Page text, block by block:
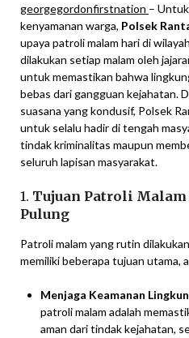
georgegordonfirstnation –
kenyamanan warga, Polsek
upaya patroli malam hari di
dilakukan setiap malam oleh
untuk memastikan bahwa
bebas dari gangguan kejahatan.
suasana yang kondusif, Polsek
untuk selalu hadir di tengah
tindak kriminalitas maupun
seluruh lapisan masyarakat.
1. Tujuan Patroli Malam
Pulung
Patroli malam yang rutin
memiliki beberapa tujuan utama,
Menjaga Keamanan
patroli malam adalah
aman dari tindak kejahatan,